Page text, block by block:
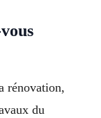
rénovation,
du